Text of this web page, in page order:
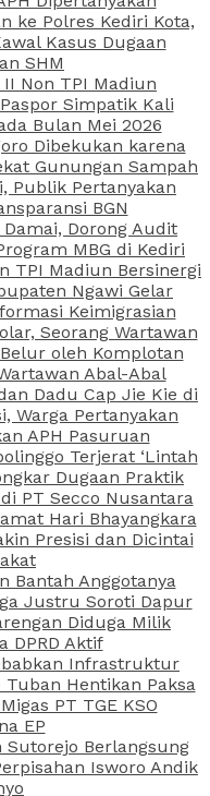
ke Polres Kediri Kota,
Kasus Dugaan
SHM
Non TPI Madiun
Simpatik Kali
Bulan Mei 2026
Dibekukan karena
Gunungan Sampah
Publik Pertanyakan
BGN
Damai, Dorong Audit
MBG di Kediri
TPI Madiun Bersinergi
Ngawi Gelar
Keimigrasian
Seorang Wartawan
oleh Komplotan
Abal-Abal
Dadu Cap Jie Kie di
Warga Pertanyakan
APH Pasuruan
Terjerat ‘Lintah
Dugaan Praktik
PT Secco Nusantara
Hari Bhayangkara
Presisi dan Dicintai
Bantah Anggotanya
Justru Soroti Dapur
Diduga Milik
DPRD Aktif
Infrastruktur
Hentikan Paksa
PT TGE KSO
EP
Sutorejo Berlangsung
Isworo Andik